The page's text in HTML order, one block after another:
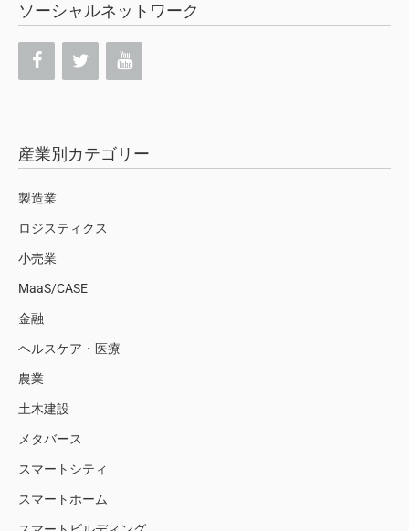
ソーシャルネットワーク
産業別カテゴリー
製造業
ロジスティクス
小売業
MaaS/CASE
金融
ヘルスケア・医療
農業
土木建設
メタバース
スマートシティ
スマートホーム